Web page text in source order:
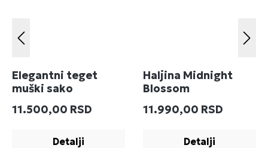
Elegantni teget
muški sako
Redovna cena:
11.500,00 RSD
Detalji
Haljina Midnight
Blossom
Redovna cena:
11.990,00 RSD
Detalji